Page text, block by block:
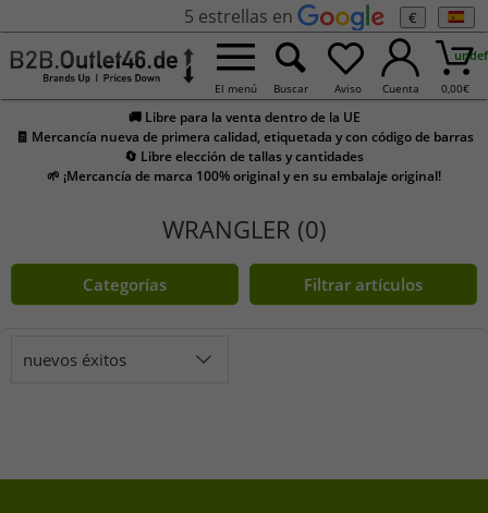
5 estrellas en €
El menú Buscar Aviso Cuenta 0,00€
🚚 Libre para la venta dentro de la UE
🧾 Mercancía nueva de primera calidad, etiquetada y con código de barras
🔄 Libre elección de tallas y cantidades
🌱 ¡Mercancía de marca 100% original y en su embalaje original!
WRANGLER (0)
Categorías Filtrar artículos
nuevos éxitos